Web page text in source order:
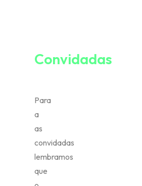
Convidadas
Para
a
as
convidadas
lembramos
que